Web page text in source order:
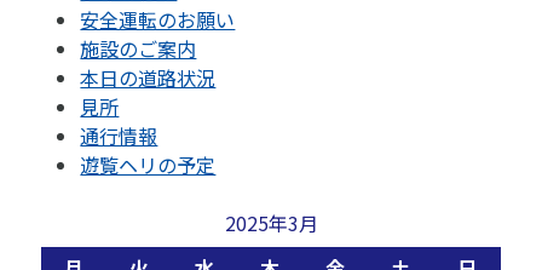
安全運転のお願い
施設のご案内
本日の道路状況
見所
通行情報
遊覧ヘリの予定
2025年3月